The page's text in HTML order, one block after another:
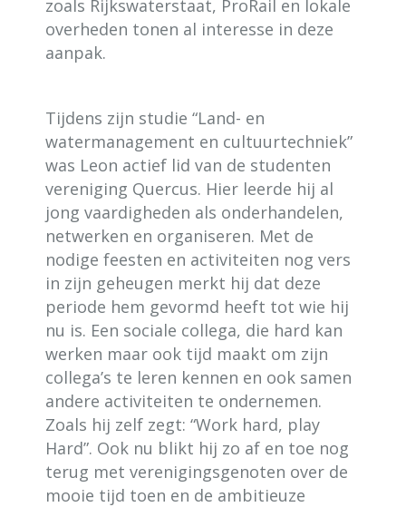
zoals Rijkswaterstaat, ProRail en lokale
overheden tonen al interesse in deze
aanpak.
Tijdens zijn studie “Land- en
watermanagement en cultuurtechniek”
was Leon actief lid van de studenten
vereniging Quercus. Hier leerde hij al
jong vaardigheden als onderhandelen,
netwerken en organiseren. Met de
nodige feesten en activiteiten nog vers
in zijn geheugen merkt hij dat deze
periode hem gevormd heeft tot wie hij
nu is. Een sociale collega, die hard kan
werken maar ook tijd maakt om zijn
collega’s te leren kennen en ook samen
andere activiteiten te ondernemen.
Zoals hij zelf zegt: “Work hard, play
Hard”. Ook nu blikt hij zo af en toe nog
terug met verenigingsgenoten over de
mooie tijd toen en de ambitieuze